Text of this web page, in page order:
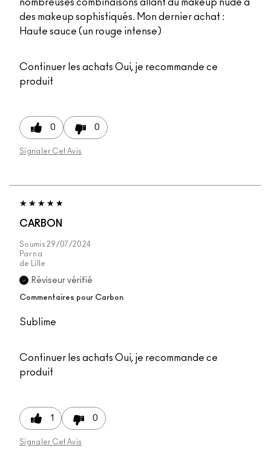
nombreuses combinaisons allant du makeup nude à
des makeup sophistiqués. Mon dernier achat :
Haute sauce (un rouge intense)
Continuer les achats Oui, je recommande ce
produit
0 0
Signaler Cet Avis
CARBON
Soumis 29/07/2024
Par na
de
Lille
Réviseur vérifié
Commentaires pour Carbon
Sublime
Continuer les achats Oui, je recommande ce
produit
1 0
Signaler Cet Avis